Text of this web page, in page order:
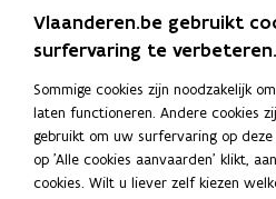
w
v
n
s
t
p
n
t
i
n
Overzicht van lopende
addenda 2026-2028
Deel deze pagina
Vlaanderen.be gebruikt
surfervaring te verbeteren.
Sommige cookies zijn noodzakelijk
laten functioneren. Andere cookies
gebruikt om uw surfervaring op
op 'Alle cookies aanvaarden' klikt,
cookies. Wilt u liever zelf kiezen